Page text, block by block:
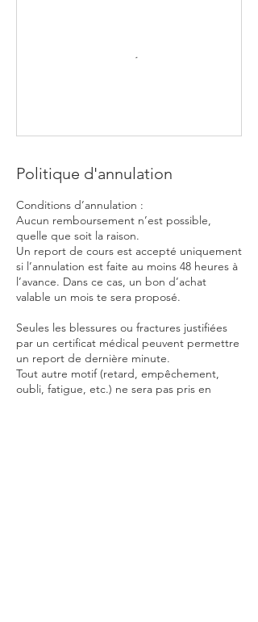
Politique d'annulation
Conditions d’annulation :
Aucun remboursement n’est possible,
quelle que soit la raison.
Un report de cours est accepté uniquement
si l’annulation est faite au moins 48 heures à
l’avance. Dans ce cas, un bon d’achat
valable un mois te sera proposé.
Seules les blessures ou fractures justifiées
par un certificat médical peuvent permettre
un report de dernière minute.
Tout autre motif (retard, empêchement,
oubli, fatigue, etc.) ne sera pas pris en